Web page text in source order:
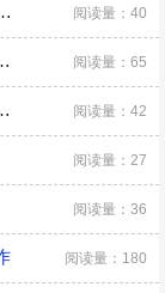
当中有什么实用小技巧 阅读量：40
解汤圆与元宵的区别 阅读量：65
节举办的传统民俗活动 阅读量：42
阅读量：27
阅读量：36
阅读量：180